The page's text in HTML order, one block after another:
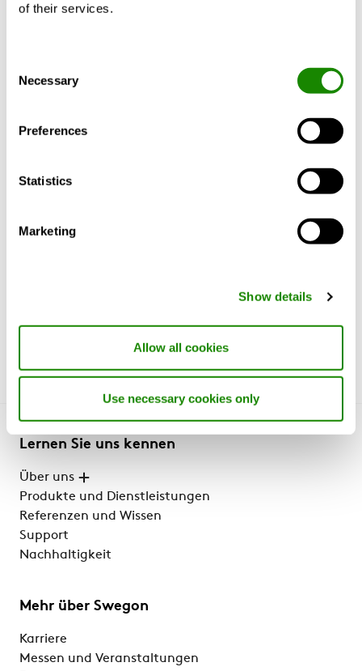
of their services.
Selection
Necessary
Preferences
Statistics
Marketing
Show details
Allow all cookies
Use necessary cookies only
6 bis 45 l/s.
Druckauslegung: 150 - 300 Pa.
125, 160, 200 mm.
Lernen Sie uns kennen
Über uns
Produkte und Dienstleistungen
Referenzen und Wissen
Support
Nachhaltigkeit
Mehr über Swegon
Karriere
Messen und Veranstaltungen